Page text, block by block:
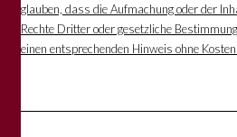
glauben, dass die Aufmachung oder der
Rechte Dritter oder gesetzliche
einen entsprechenden Hinweis ohne